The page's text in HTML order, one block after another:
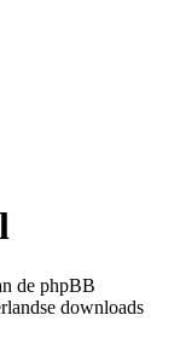
de phpBB
downloads